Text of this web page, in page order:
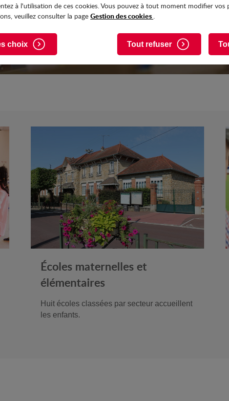
à l'utilisation de ces cookies. Vous pouvez à tout moment modifier vos
veuillez consulter la page Gestion des cookies .
choix Tout refuser
Écoles maternelles et
élémentaires
Huit écoles classées par secteur accueillent
les enfants.